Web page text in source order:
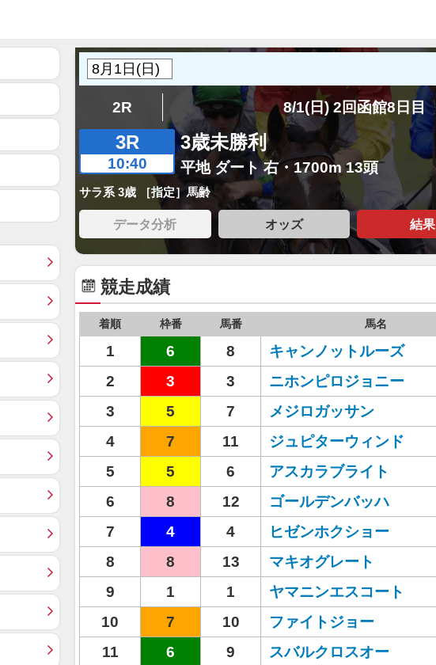
2R 8/1(日) 2回函館8日目
3R
10:40
3歳未勝利
平地 ダート 右・1700m 13頭
サラ系 3歳 ［指定］馬齢
データ分析 オッズ 結果
競走成績
着順 枠番 馬番 馬名
1 6 8 キャンノットルーズ
2
3 3 ニホンピロジョニー
3
5 7 メジロガッサン
4
7 11 ジュピターウィンド
5
5 6 アスカラブライト
6
8 12 ゴールデンバッハ
7
4 4 ヒゼンホクショー
8
8 13 マキオグレート
9
1 1 ヤマニンエスコート
10
7 10 ファイトジョー
11
6 9 スバルクロスオー